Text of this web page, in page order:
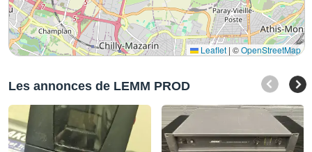
Leaflet | ©OpenStreetMap
Les annonces de LEMM PROD